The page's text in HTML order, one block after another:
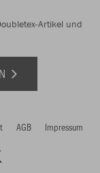
Artikel und
AGB Impressum